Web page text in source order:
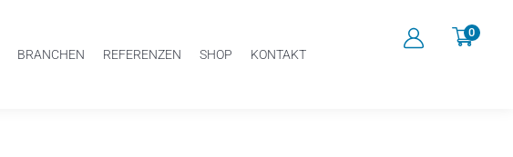
0
BRANCHEN REFERENZEN SHOP KONTAKT